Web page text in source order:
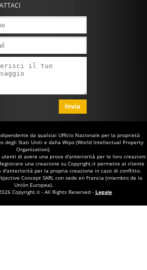
da qualsiai Ufficio Nazionale per la proprietà
degli Stati Uniti e dalla Wipo (World Intellectual Property
Organization).
di avere una prova d'anteriorità per le loro creazioni
una creazione su Copyright.it permette al cliente
d'anteriorità per la propria creazione in caso di conflitto.
Concept SARL con sede en Francia (miembro de la
Unión Europea).
Copyright.it - All Rights Reserved - Legale